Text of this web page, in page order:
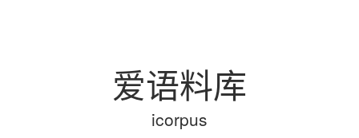
爱语料库
icorpus